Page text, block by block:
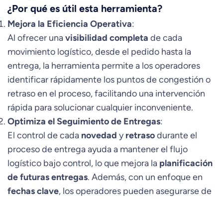
¿Por qué es útil esta herramienta?
Mejora la Eficiencia Operativa:
Al ofrecer unavisibilidad completa de cada
movimiento logístico, desde el pedido hasta la
entrega, la herramienta permite a los operadores
identificar rápidamente los puntos de congestión o
retraso en el proceso, facilitando una intervención
rápida para solucionar cualquier inconveniente.
Optimiza el Seguimiento de Entregas:
El control de cada novedad yretrasodurante el
proceso de entrega ayuda a mantener el flujo
logístico bajo control, lo que mejora la planificación
de futuras entregas. Además, con un enfoque en
fechas clave, los operadores pueden asegurarse de